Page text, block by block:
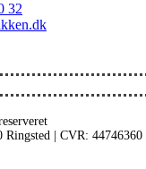
32
Ringsted | CVR: 44746360